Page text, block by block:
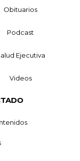
Obituarios
Podcast
Ejecutiva
Videos